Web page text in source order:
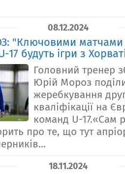
08.12.2024
"Ключовими матчами
17 будуть ігри з
Головний тренер
Юрій Мороз
жеребкування
кваліфікації на
команд U-17.«Сам
про те, що тут
18.11.2024